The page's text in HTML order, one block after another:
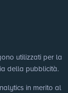
utilizzati per la
della pubblicità.
in merito al